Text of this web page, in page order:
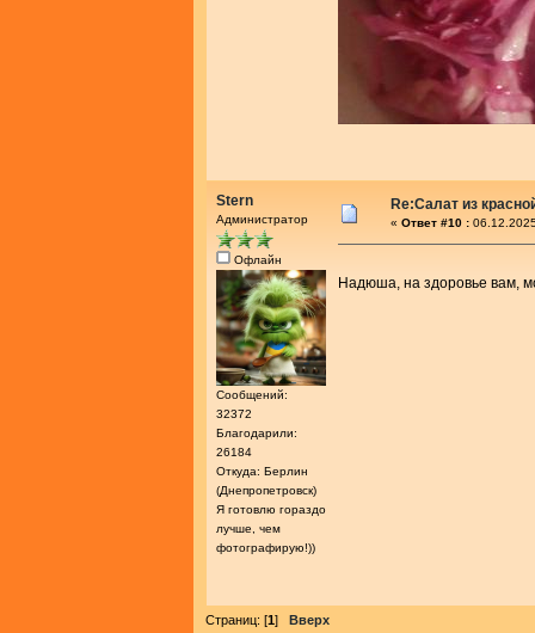
Stern
Администратор
Офлайн
Сообщений:
32372
Благодарили:
26184
Откуда: Берлин
(Днепропетровск)
Я готовлю гораздо
лучше, чем
фотографирую!))
Re:Салат из
« Ответ #10 :
Надюша, на здоровье вам,
Страниц: [1] Вверх